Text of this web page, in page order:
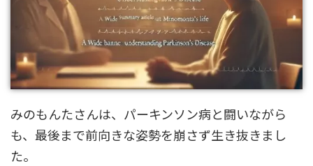
みのもんたさんは、パーキンソン病と闘いながら
も、最後まで前向きな姿勢を崩さず生き抜きまし
た。